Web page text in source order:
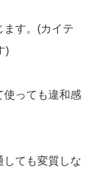
ます。(カイテ
)
使っても違和感
しても変質しな